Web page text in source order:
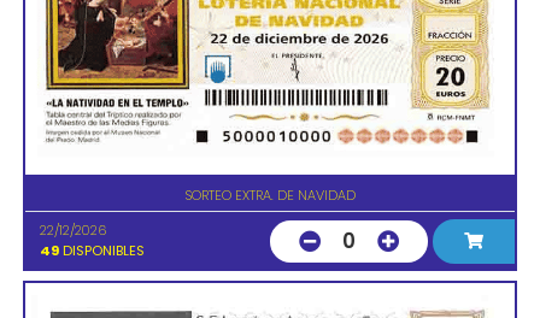
SORTEO EXTRA. DE NAVIDAD
22/12/2026
49 DISPONIBLES 0